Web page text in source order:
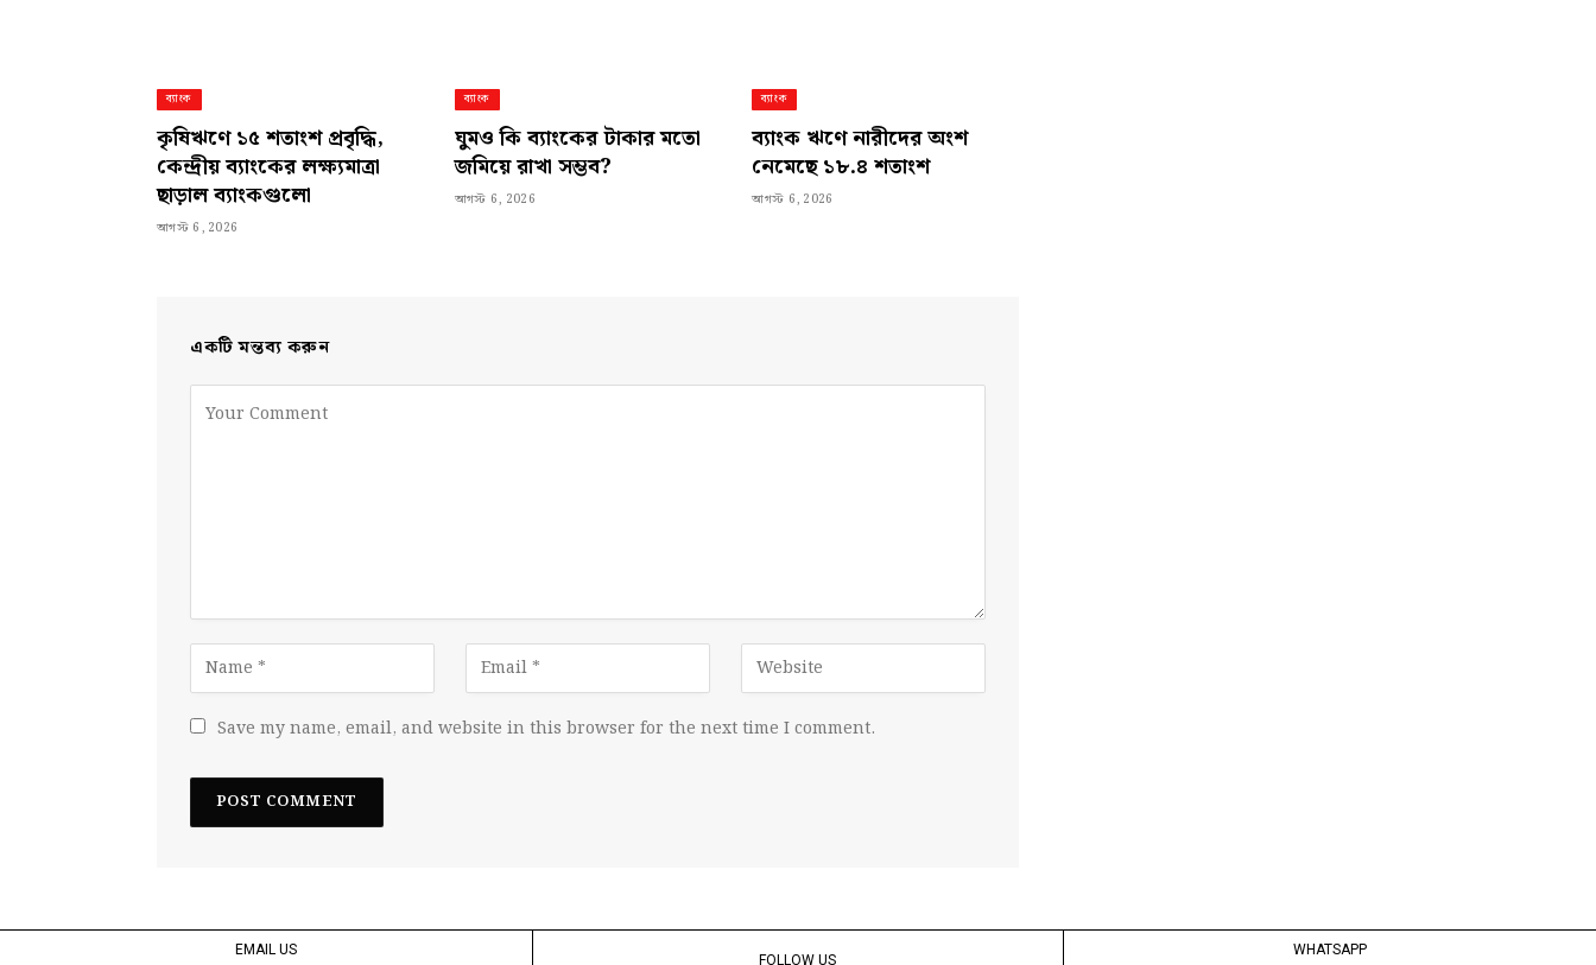
ব্যাংক
কৃষিঋণে ১৫ শতাংশ প্রবৃদ্ধি,
কেন্দ্রীয় ব্যাংকের লক্ষ্যমাত্রা
ছাড়াল ব্যাংকগুলো
আগস্ট 6, 2026
ব্যাংক
ঘুমও কি ব্যাংকের টাকার মতো
জমিয়ে রাখা সম্ভব?
আগস্ট 6, 2026
ব্যাংক
ব্যাংক ঋণে নারীদের অংশ
নেমেছে ১৮.৪ শতাংশ
আগস্ট 6, 2026
একটি মন্তব্য করুন
Save my name, email, and website in this browser for the next time I comment.
EMAIL US
FOLLOW US
WHATSAPP